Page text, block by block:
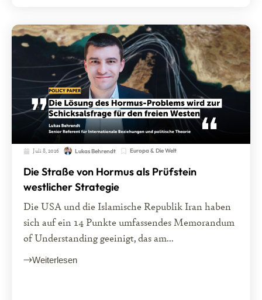
Juli 8, 2026 Lukas Behrendt Europa & Die Welt
Die Straße von Hormus als Prüfstein
westlicher Strategie
Die USA und die Islamische Republik Iran haben
sich auf ein 14 Punkte umfassendes Memorandum
of Understanding geeinigt, das am...
Weiterlesen